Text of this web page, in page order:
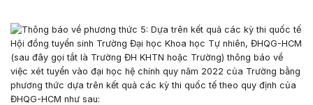
Hội đồng tuyển sinh Trường Đại học Khoa học Tự nhiên, ĐHQG-HCM
(sau đây gọi tắt là Trường ĐH KHTN hoặc Trường) thông báo về
việc xét tuyển vào đại học hệ chính quy năm 2022 của Trường bằng
phương thức dựa trên kết quả các kỳ thi quốc tế theo quy định của
ĐHQG-HCM như sau: